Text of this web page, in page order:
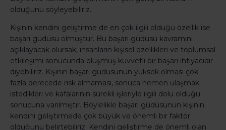
olduğunu söyleyebiliriz.
Kişinin kendini geliştirme de en çok ilgili olduğu özellik ise
başarı güdüsü olmuştur. Bu başarı güdüsü kavramını
açıklayacak olursak, insanların kişisel özellikleri ve toplumsal
etkileşimi sonucunda oluşmuş kuvvetli bir başarı ihtiyacıdır
diyebiliriz. Kişinin başarı güdüsünün yüksek olması çok
fazla derecede risk almaması, sonuca hemen ulaşmak
istedikleri ve kafalarının sürekli işleriyle ilgili dolu olduğu
sonucuna varılmıştır. Böylelikle başarı güdüsünün kişinin
kendini geliştirmede çok büyük ve önemli bir faktör
olduğunu belirtebiliriz. Kendini geliştirme de önemli olan